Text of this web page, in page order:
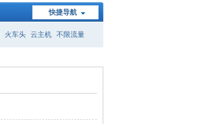
快捷导航
火车头 云主机 不限流量